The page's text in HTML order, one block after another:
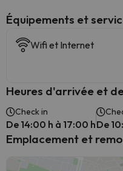
​Équipements et
Wifi et Internet
Heures d'arrivée et
Check in
De 14:00 h à 17:00 hDe
Emplacement et